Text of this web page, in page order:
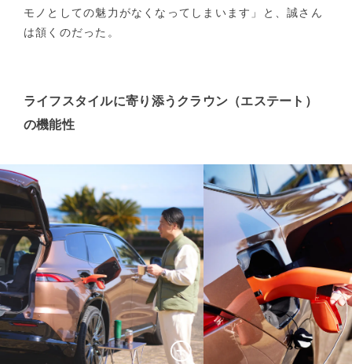
モノとしての魅力がなくなってしまいます」と、誠さん
は頷くのだった。
ライフスタイルに寄り添うクラウン（エステート）
の機能性